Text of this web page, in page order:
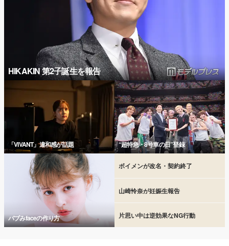
HIKAKIN 第2子誕生を報告
「VIVANT」違和感が話題 “超特急・8号車の日”登録
バブみfaceの作り方
ボイメンが改名・契約終了
山崎怜奈が妊娠生報告
片思い中は逆効果なNG行動